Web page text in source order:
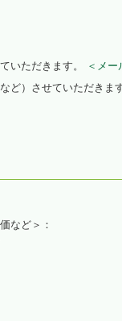
いただきます。
＜メ
ど）させていただきま
など＞：